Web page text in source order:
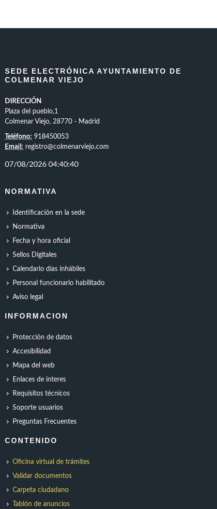
SEDE ELECTRÓNICA AYUNTAMIENTO DE
COLMENAR VIEJO
DIRECCIÓN
Plaza del pueblo,1
Colmenar Viejo, 28770 - Madrid
Teléfono: 918450053
Email: registro@colmenarviejo.com
NORMATIVA
Identificación en la sede
Normativa
Fecha y hora oficial
Sellos Digitales
Calendario días inhábiles
Personal funcionario habilitado
Aviso legal
INFORMACION
Protección de datos
Accesibilidad
Mapa del web
Enlaces de interes
Requisitos técnicos
Soporte usuarios
Preguntas Frecuentes
CONTENIDO
Oficina virtual de trámites
Validar documentos
Carpeta ciudadano
Tablón de anuncios